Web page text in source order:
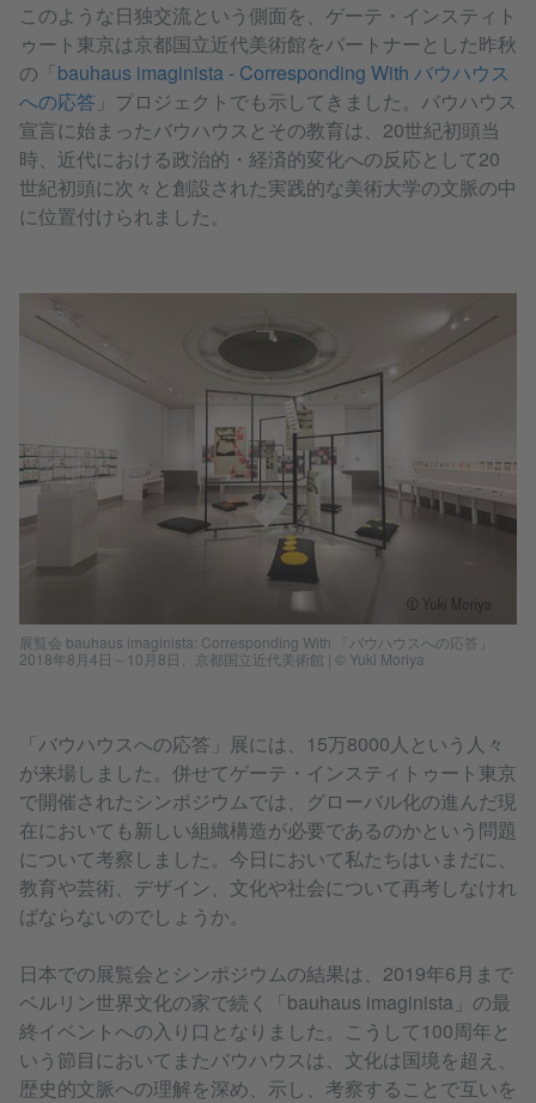
このような日独交流という側面を、ゲーテ・インスティト
ゥート東京は京都国立近代美術館をパートナーとした昨秋
の「bauhaus imaginista - Corresponding With バウハウス
への応答 」プロジェクトでも示してきました。バウハウス
宣言に始まったバウハウスとその教育は、20世紀初頭当
時、近代における政治的・経済的変化への反応として20
世紀初頭に次々と創設された実践的な美術大学の文脈の中
に位置付けられました。
展覧会 bauhaus imaginista: Corresponding With 「バウハウスへの応答」
2018年8月4日～10月8日、京都国立近代美術館 | © Yuki Moriya
「バウハウスへの応答」展には、15万8000人という人々
が来場しました。併せてゲーテ・インスティトゥート東京
で開催されたシンポジウムでは、グローバル化の進んだ現
在においても新しい組織構造が必要であるのかという問題
について考察しました。今日において私たちはいまだに、
教育や芸術、デザイン、文化や社会について再考しなけれ
ばならないのでしょうか。
日本での展覧会とシンポジウムの結果は、2019年6月まで
ベルリン世界文化の家で続く「bauhaus imaginista」の最
終イベントへの入り口となりました。こうして100周年と
いう節目においてまたバウハウスは、​文化は国境を超え、
歴史的文脈への理解を深め、示し、考察することで互いを